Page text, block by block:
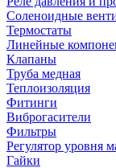
Соленоидные
Термостаты
Линейные
Клапаны
Труба медная
Теплоизоляция
Фитинги
Виброгасители
Фильтры
Регулятор уровня
Гайки